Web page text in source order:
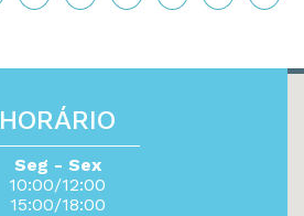
HORÁRIO
Seg - Sex
10:00/12:00
15:00/18:00